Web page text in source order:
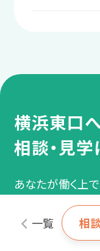
一覧 相
どを、スタ
サポート例
定期面
悩みを相
調整や不
ます。
まずはお気軽
精神障害
「自分は対象
まずはお気軽
横浜東口
相談・見
あなたが働く上
フとお話できます
60分